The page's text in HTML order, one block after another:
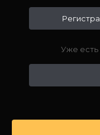
Уже есть